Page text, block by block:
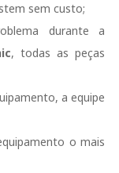
sem custo;
durante a
, todas as peças
a equipe
o mais